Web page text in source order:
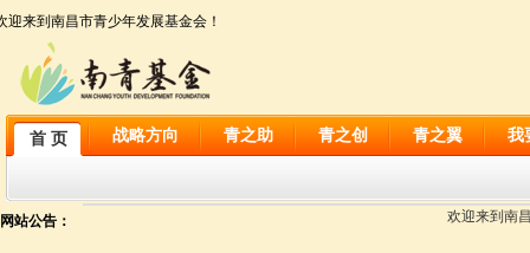
迎来到南昌市青少年发展基金会！
首 页 战略方向 青之助 青之创 青之翼 我
网站公告： 欢迎来到南